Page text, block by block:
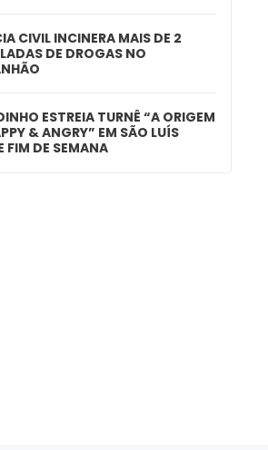
CIVIL INCINERA MAIS DE 2
DE DROGAS NO
ESTREIA TURNÊ “A ORIGEM
& ANGRY” EM SÃO LUÍS
FIM DE SEMANA